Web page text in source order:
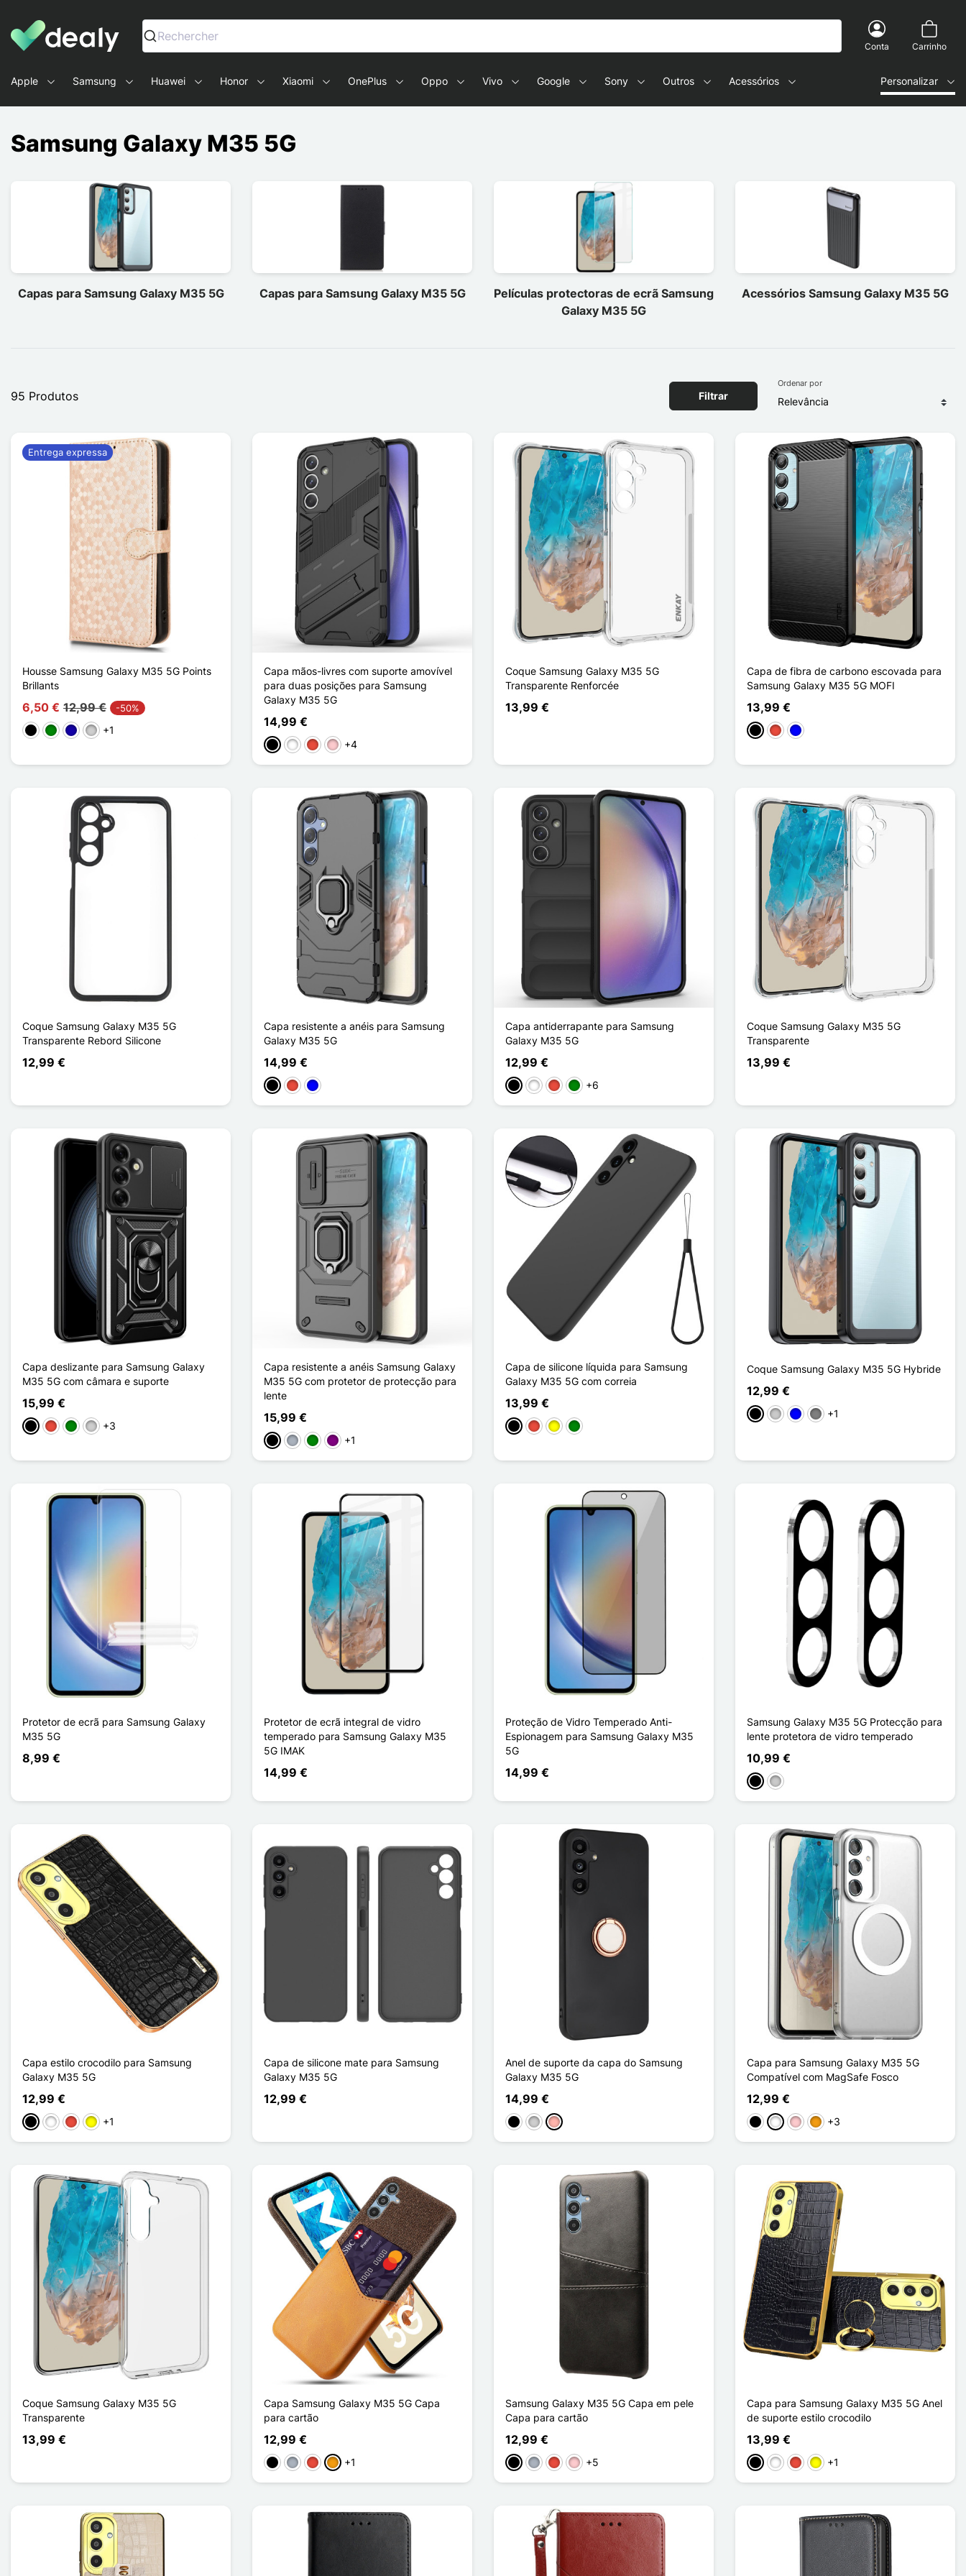
Dealy - Capas e acessórios para smartphones e tablets
Rechercher
Conta Carrinho
Apple Samsung Huawei Honor Xiaomi OnePlus Oppo Vivo Google Sony Outros Acessórios Personalizar
Samsung Galaxy M35 5G
Capas para Samsung Galaxy M35 5G Capas para Samsung Galaxy M35 5G
Películas protectoras de ecrã Samsung
Galaxy M35 5G
Acessórios Samsung Galaxy M35 5G
95 Produtos Filtrar
Ordenar por
Housse Samsung Galaxy M35 5G Points
Brillants
6,50 € 12,99 € -50%
PretoVerdeAzul Escuro
Prata
+1
Entrega expressa
Capa mãos-livres com suporte amovível
para duas posições para Samsung
Galaxy M35 5G
14,99 €
PretoBrancoVermelho
Rosa+4
Coque Samsung Galaxy M35 5G
Transparente Renforcée
13,99 €
Capa de fibra de carbono escovada para
Samsung Galaxy M35 5G MOFI
13,99 €
PretoVermelho
Azul
Coque Samsung Galaxy M35 5G
Transparente Rebord Silicone
12,99 €
Capa resistente a anéis para Samsung
Galaxy M35 5G
14,99 €
PretoVermelho
Azul
Capa antiderrapante para Samsung
Galaxy M35 5G
12,99 €
PretoBrancoVermelho
Verde
+6
Coque Samsung Galaxy M35 5G
Transparente
13,99 €
Capa deslizante para Samsung Galaxy
M35 5G com câmara e suporte
15,99 €
PretoVermelho
VerdePrata+3
Capa resistente a anéis Samsung Galaxy
M35 5G com protetor de protecção para
lente
15,99 €
PretoCinzento
VerdePúrpura
+1
Capa de silicone líquida para Samsung
Galaxy M35 5G com correia
13,99 €
PretoVermelho
Amarelo
Verde
Coque Samsung Galaxy M35 5G Hybride
12,99 €
PretoTransparente
AzulGris Transparent
+1
Protetor de ecrã para Samsung Galaxy
M35 5G
8,99 €
Protetor de ecrã integral de vidro
temperado para Samsung Galaxy M35
5G IMAK
14,99 €
Proteção de Vidro Temperado Anti-
Espionagem para Samsung Galaxy M35
5G
14,99 €
Samsung Galaxy M35 5G Protecção para
lente protetora de vidro temperado
10,99 €
PretoTransparente
Capa estilo crocodilo para Samsung
Galaxy M35 5G
12,99 €
PretoBrancoVermelho
Amarelo
+1
Capa de silicone mate para Samsung
Galaxy M35 5G
12,99 €
Anel de suporte da capa do Samsung
Galaxy M35 5G
14,99 €
PretoPrataOuro rosa
Capa para Samsung Galaxy M35 5G
Compatível com MagSafe Fosco
12,99 €
PretoBrancoRosaLaranja
+3
Coque Samsung Galaxy M35 5G
Transparente
13,99 €
Capa Samsung Galaxy M35 5G Capa
para cartão
12,99 €
PretoCinzentoVermelho
Laranja
+1
Samsung Galaxy M35 5G Capa em pele
Capa para cartão
12,99 €
PretoCinzentoVermelho
Rosa+5
Capa para Samsung Galaxy M35 5G Anel
de suporte estilo crocodilo
13,99 €
PretoBrancoVermelho
Amarelo
+1